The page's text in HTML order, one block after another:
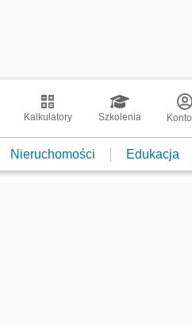
Kalkulatory Szkolenia Konto
Nieruchomości Edukacja